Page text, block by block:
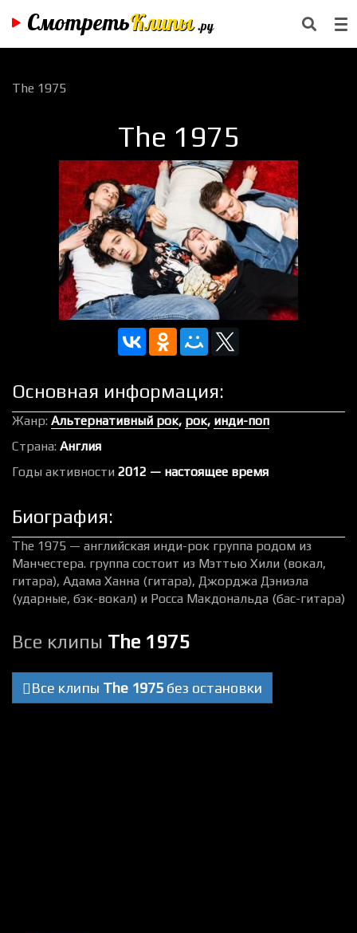
СмотретьКлипы .ру
The 1975
The 1975
Основная информация:
Жанр: Альтернативный рок, рок, инди-поп
Страна: Англия
Годы активности 2012 — настоящее время
Биография:
The 1975 — английская инди-рок группа родом из
Манчестера. группа состоит из Мэттью Хили (вокал,
гитара), Адама Ханна (гитара), Джорджа Дэниэла
(ударные, бэк-вокал) и Росса Макдональда (бас-гитара)
Все клипы The 1975
Все клипы The 1975 без остановки